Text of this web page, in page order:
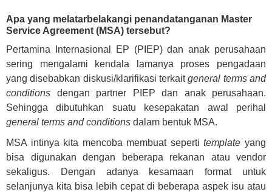
Apa yang melatarbelakangi penandatanganan Master
Service Agreement (MSA) tersebut?
Pertamina Internasional EP (PIEP) dan anak perusahaan
sering mengalami kendala lamanya proses pengadaan
yang disebabkan diskusi/klarifikasi terkaitgeneral terms and
conditions dengan partner PIEP dan anak perusahaan.
Sehingga dibutuhkan suatu kesepakatan awal perihal
general terms and conditions dalam bentuk MSA.
MSA intinya kita mencoba membuat sepertitemplateyang
bisa digunakan dengan beberapa rekanan atau vendor
sekaligus. Dengan adanya kesamaan format untuk
selanjunya kita bisa lebih cepat di beberapa aspek isu atau